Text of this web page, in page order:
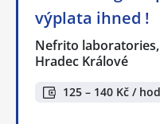
výplata ihned !
Nefrito
Hradec Králové
125 – 140 Kč / hod